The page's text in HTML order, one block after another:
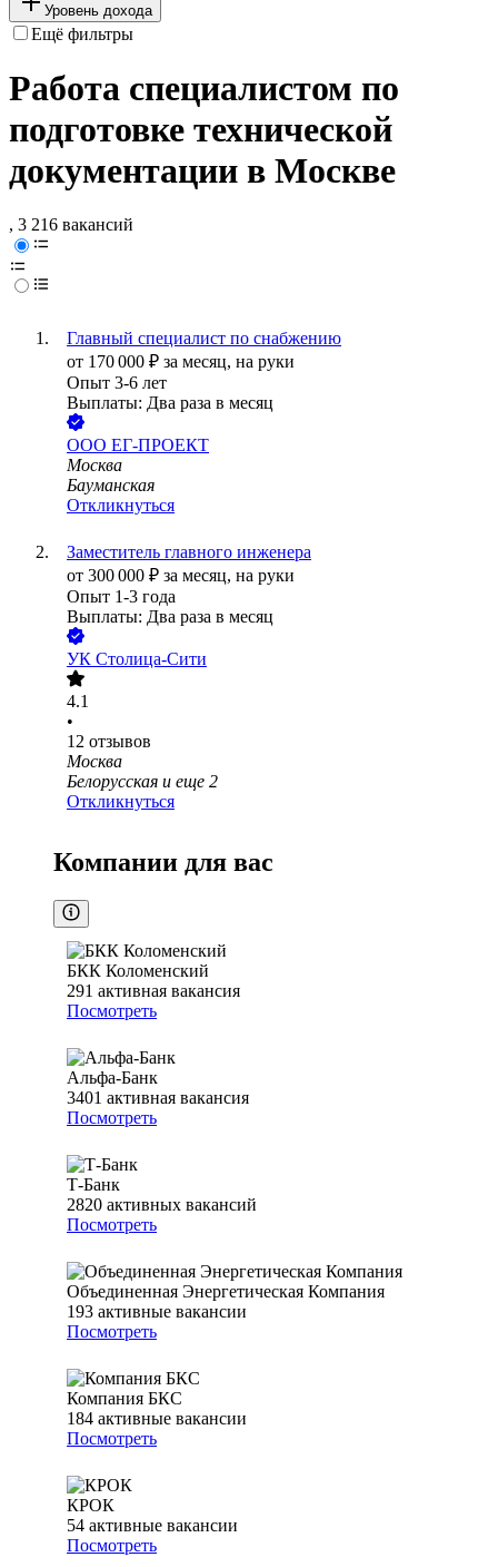
Уровень дохода
Ещё фильтры
Работа специалистом по
подготовке технической
документации в Москве
, 3 216 вакансий
Главный специалист по снабжению
от 170 000 ₽ за месяц, на руки
Опыт 3-6 лет
Выплаты: Два раза в месяц
ООО ЕГ-ПРОЕКТ
Москва
Бауманская
Откликнуться
Заместитель главного инженера
от 300 000 ₽ за месяц, на руки
Опыт 1-3 года
Выплаты: Два раза в месяц
УК Столица-Сити
4.1
•
12 отзывов
Москва
Белорусская и еще 2
Откликнуться
Компании для вас
БКК Коломенский
291 активная вакансия
Посмотреть
Альфа-Банк
3401 активная вакансия
Посмотреть
Т-Банк
2820 активных вакансий
Посмотреть
Объединенная Энергетическая Компания
193 активные вакансии
Посмотреть
Компания БКС
184 активные вакансии
Посмотреть
КРОК
54 активные вакансии
Посмотреть